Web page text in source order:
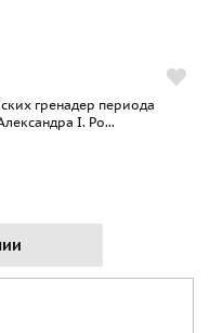
гренадер периода
I. Ро...